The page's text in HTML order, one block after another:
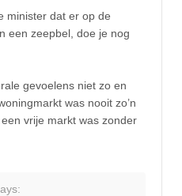
minister dat er op de
een zeepbel, doe je nog
gevoelens niet zo en
was nooit zo’n
vrije markt was zonder